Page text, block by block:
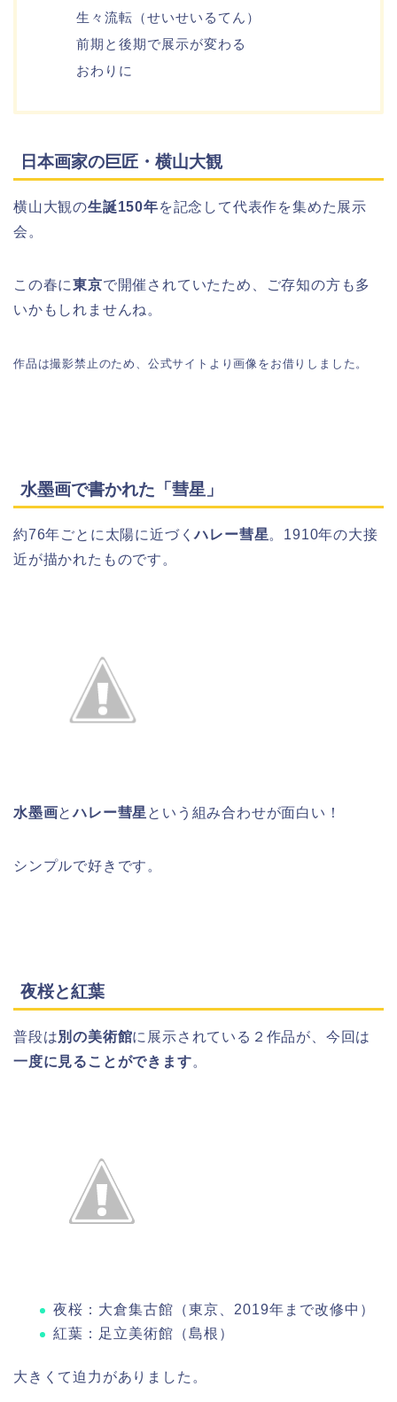
生々流転（せいせいるてん）
前期と後期で展示が変わる
おわりに
日本画家の巨匠・横山大観
横山大観の生誕150年を記念して代表作を集めた展示
会。
この春に東京で開催されていたため、ご存知の方も多
いかもしれませんね。
作品は撮影禁止のため、公式サイトより画像をお借りしました。
水墨画で書かれた「彗星」
約76年ごとに太陽に近づくハレー彗星。1910年の大接
近が描かれたものです。
水墨画とハレー彗星 という組み合わせが面白い！
シンプルで好きです。
夜桜と紅葉
普段は別の美術館に展示されている２作品が、今回は
一度に見ることができます。
夜桜：大倉集古館（東京、2019年まで改修中）
紅葉：足立美術館（島根）
大きくて迫力がありました。